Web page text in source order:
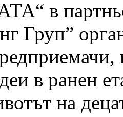
в
Груп”
в ранен
на